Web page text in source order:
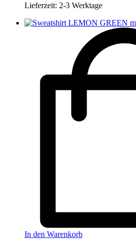
Lieferzeit: 2-3 Werktage
In den Warenkorb